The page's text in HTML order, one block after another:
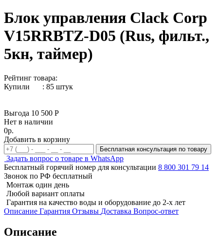
Блок управления Clack Corp
V15RRBTZ-D05 (Rus, фильт.,
5кн, таймер)
Рейтинг товара:
Купили
: 85 штук
Выгода 10 500 Р
Нет в наличии
0р.
Добавить в корзину
Бесплатная консультация по товару
Задать вопрос о товаре в WhatsApp
Бесплатный горячий номер для консультации 8 800 301 79 14
Звонок по РФ бесплатный
Монтаж один день
Любой вариант оплаты
Гарантия на качество воды и оборудование до 2-х лет
Описание Гарантия Отзывы Доставка Вопрос-ответ
Описание